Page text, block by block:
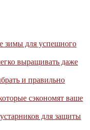
зимы для успешного
выращивать даже
и правильно
сэкономят ваше
для защиты